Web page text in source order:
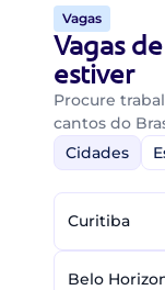
Vagas
Vagas
estiver
Procure
cantos do
Cidades
Curitiba
Belo